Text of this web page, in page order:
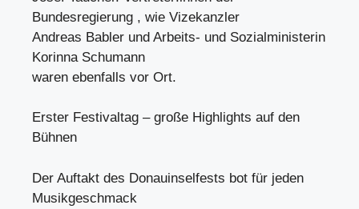
Bundesregierung , wie Vizekanzler
Andreas Babler und Arbeits- und Sozialministerin
Korinna Schumann
waren ebenfalls vor Ort.
Erster Festivaltag – große Highlights auf den
Bühnen
Der Auftakt des Donauinselfests bot für jeden
Musikgeschmack